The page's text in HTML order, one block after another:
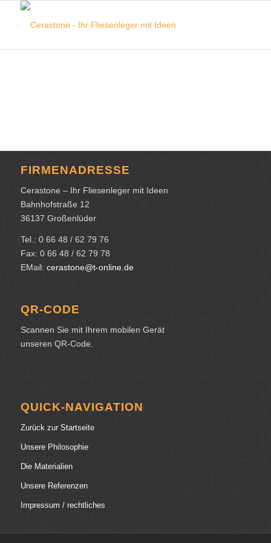
FIRMENADRESSE
Cerastone – Ihr Fliesenleger mit Ideen
Bahnhofstraße 12
36137 Großenlüder
Tel.: 0 66 48 / 62 79 76
Fax: 0 66 48 / 62 79 78
EMail: cerastone@t-online.de
QR-CODE
Scannen Sie mit Ihrem mobilen Gerät
unseren QR-Code.
QUICK-NAVIGATION
Zurück zur Startseite
Unsere Philosophie
Die Materialien
Unsere Referenzen
Impressum / rechtliches